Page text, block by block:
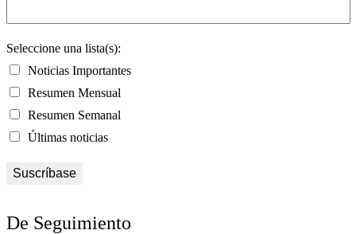
Seleccione una lista(s):
Noticias Importantes
Resumen Mensual
Resumen Semanal
Últimas noticias
De Seguimiento